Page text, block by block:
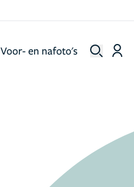
Voor- en nafoto's